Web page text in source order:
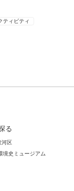
ティビティ
る
河区
境史ミュージアム